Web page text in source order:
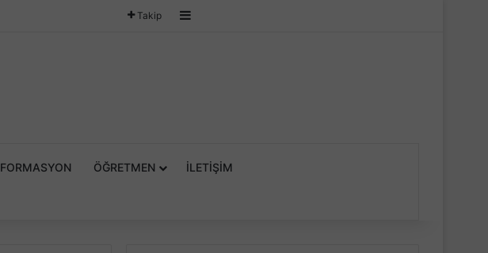
Takip Kenar Bölmesi
FORMASYON ÖĞRETMEN İLETIŞIM